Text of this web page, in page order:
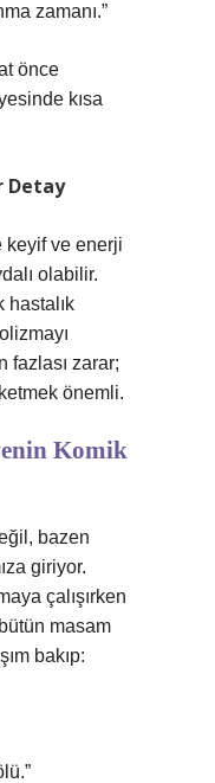
zamanı.”
önce
kısa
Detay
keyif ve enerji
olabilir.
hastalık
fazlası zarar;
önemli.
Komik
bazen
giriyor.
çalışırken
masam
bakıp: